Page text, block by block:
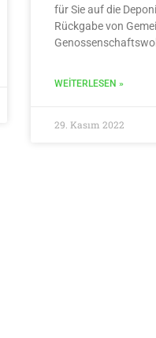
für Sie auf die
Rückgabe von
WEITERLESEN »
29. Kasım 2022